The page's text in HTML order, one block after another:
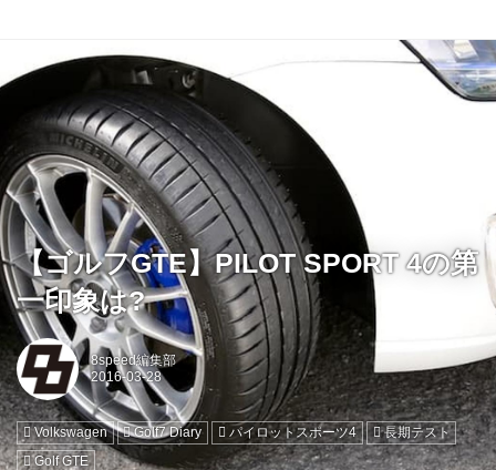
【ゴルフGTE】PILOT SPORT 4の第
一印象は?
8speed編集部
Volkswagen Golf7 Diary パイロットスポーツ4
長期テスト
Golf GTE